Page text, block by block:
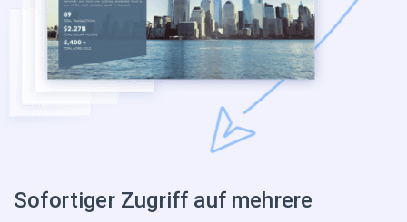
Sofortiger Zugriff auf mehrere